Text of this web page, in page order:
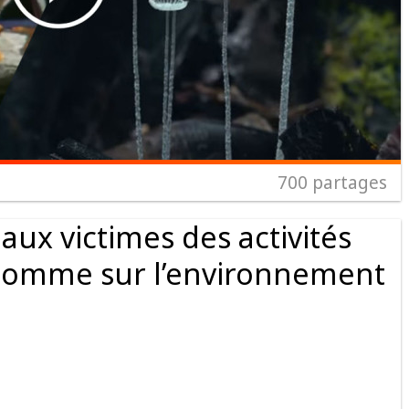
700 partages
victimes des activités
sur l’environnement